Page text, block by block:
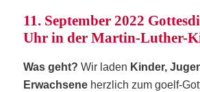
11. Sep­tem­ber 2022
Uhr in der Mar­tin-Luther-
Was geht? Wir laden Kin­der,
Erwach­se­ne herz­lich zum goelf-